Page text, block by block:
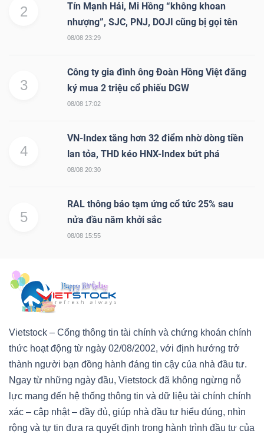
2
Tín Mạnh Hải, Mi Hồng “không khoan
nhượng”, SJC, PNJ, DOJI cũng bị gọi tên
08/08 23:29
3
Công ty gia đình ông Đoàn Hồng Việt đăng
ký mua 2 triệu cổ phiếu DGW
08/08 17:02
4
VN-Index tăng hơn 32 điểm nhờ dòng tiền
lan tỏa, THD kéo HNX-Index bứt phá
08/08 20:30
5
RAL thông báo tạm ứng cổ tức 25% sau
nửa đầu năm khởi sắc
08/08 15:55
Vietstock – Cổng thông tin tài chính và chứng khoán chính
thức hoạt động từ ngày 02/08/2002, với định hướng trở
thành người bạn đồng hành đáng tin cậy của nhà đầu tư.
Ngay từ những ngày đầu, Vietstock đã không ngừng nỗ
lực mang đến hệ thống thông tin và dữ liệu tài chính chính
xác – cập nhật – đầy đủ, giúp nhà đầu tư hiểu đúng, nhìn
rộng và tự tin đưa ra quyết định trong hành trình đầu tư của